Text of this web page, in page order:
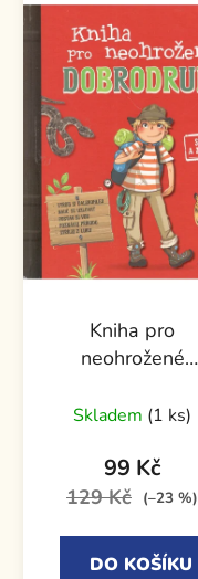
Kniha pro
neohrožené
Skladem (1 ks)
99 Kč
129 Kč (–23 %)
DO KOŠÍKU